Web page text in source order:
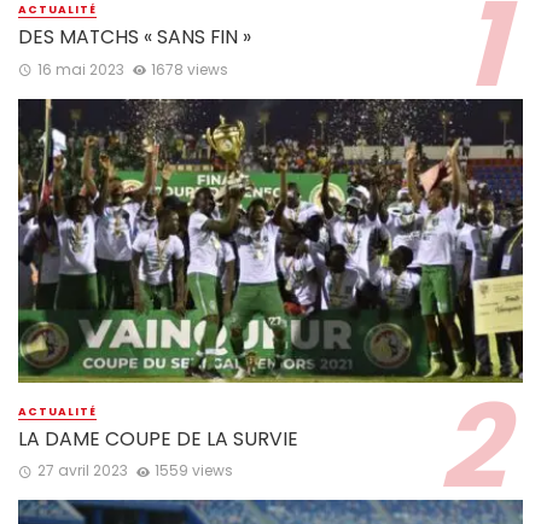
ACTUALITÉ
DES MATCHS « SANS FIN »
16 mai 2023 1678 views
ACTUALITÉ
LA DAME COUPE DE LA SURVIE
27 avril 2023 1559 views